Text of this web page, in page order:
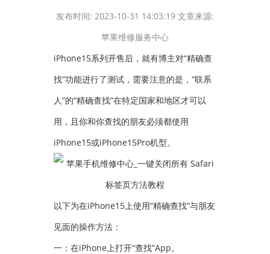
发布时间: 2023-10-31 14:03:19 文章来源:
苹果维修服务中心
iPhone15系列开售后，就有博主对“精确查
找”功能进行了测试，需要注意的是，“联系
人”的“精确查找”在特定国家和地区才可以
用，且你和你查找的朋友必须都使用
iPhone15或iPhone15Pro机型。
以下为在iPhone15上使用“精确查找”与朋友
见面的操作方法：
一：在iPhone上打开“查找”App。